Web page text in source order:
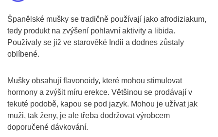
Španělské mušky se tradičně používají jako afrodiziakum,
tedy produkt na zvýšení pohlavní aktivity a libida.
Používaly se již ve starověké Indii a dodnes zůstaly
oblíbené.
Mušky obsahují flavonoidy, které mohou stimulovat
hormony a zvýšit míru erekce. Většinou se prodávají v
tekuté podobě, kapou se pod jazyk. Mohou je užívat jak
muži, tak ženy, je ale třeba dodržovat výrobcem
doporučené dávkování.